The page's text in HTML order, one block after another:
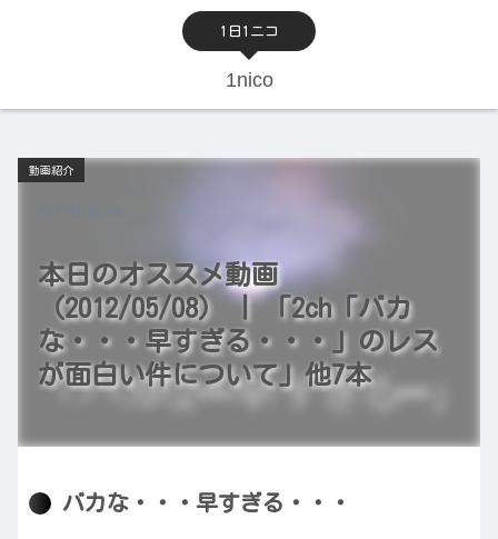
1日1ニコ
1nico
本日のオススメ動画
（2012/05/08） | 「2ch「バカ
な・・・早すぎる・・・」のレス
が面白い件について」他7本
動画紹介
バカな・・・早すぎる・・・